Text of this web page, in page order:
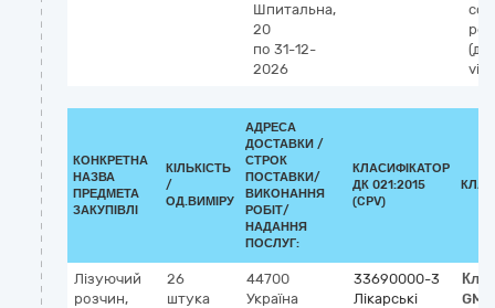
Шпитальна,
20
по 31-12-
2026
КОНКРЕТНА
НАЗВА
ПРЕДМЕТА
ЗАКУПІВЛІ
КІЛЬКІСТЬ
/
ОД.ВИМІРУ
АДРЕСА
ДОСТАВКИ /
СТРОК
ПОСТАВКИ/
ВИКОНАННЯ
РОБІТ/
НАДАННЯ
ПОСЛУГ:
КЛАСИФІКАТОР
ДК 021:2015
(CPV)
Лізуючий
розчин,
26
штука
44700
Україна
33690000-3
Лікарські